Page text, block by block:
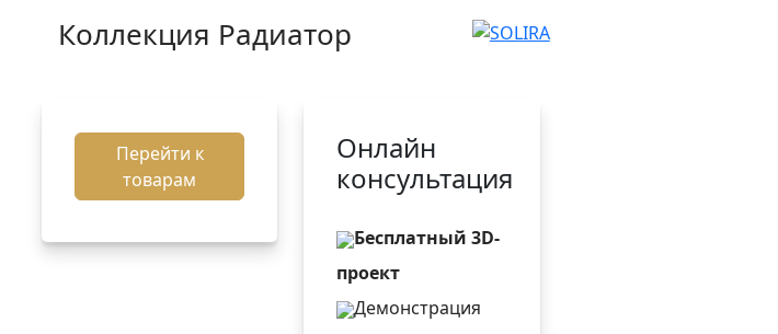
Коллекция Радиатор
Перейти к
товарам
Онлайн
консультация
Бесплатный 3D-
проект
Демонстрация